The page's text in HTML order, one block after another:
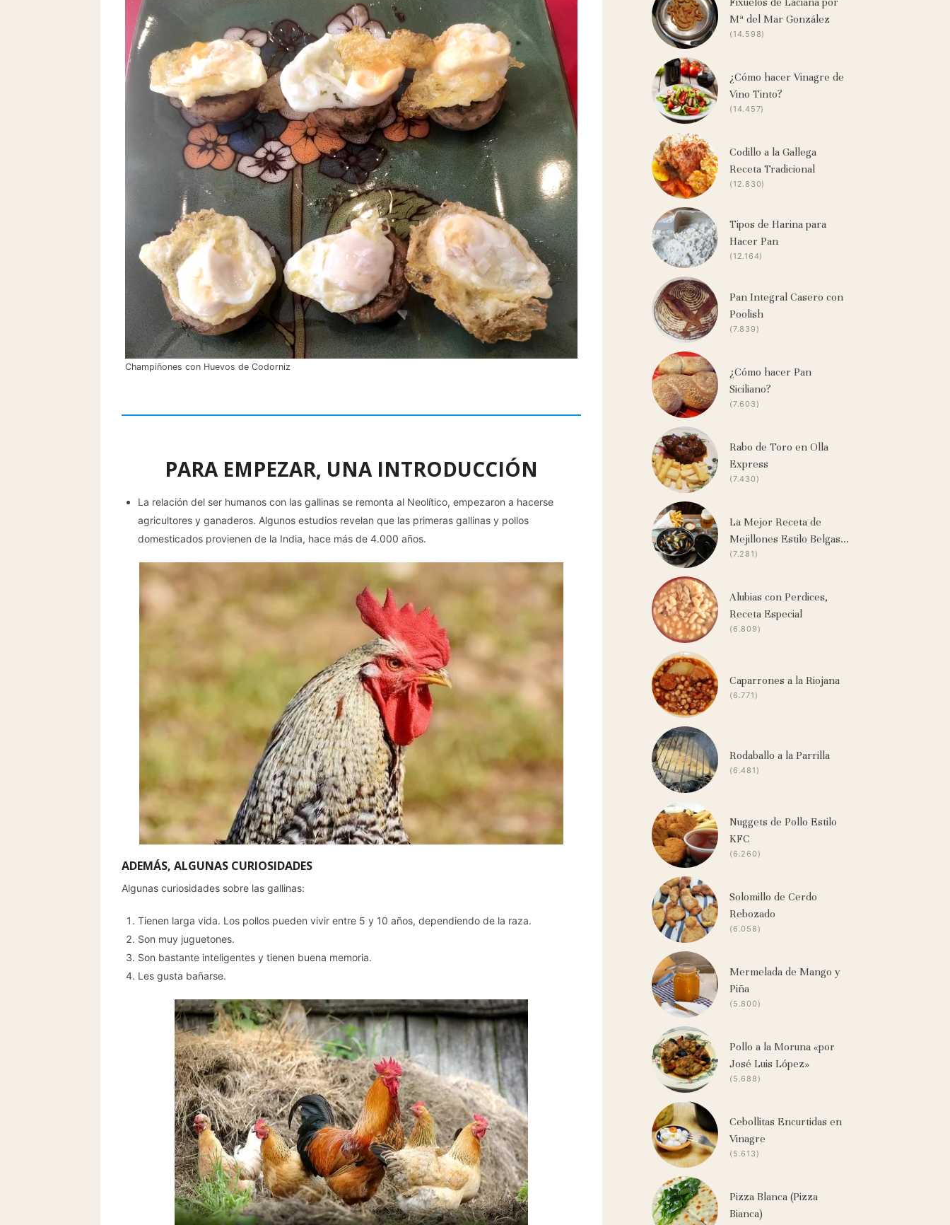
Champiñones con Huevos de Codorniz
PARA EMPEZAR, UNA INTRODUCCIÓN
La relación del ser humanos con las gallinas se remonta al Neolítico, empezaron a hacerse
agricultores y ganaderos. Algunos estudios revelan que las primeras gallinas y pollos
domesticados provienen de la India, hace más de 4.000 años.
ADEMÁS, ALGUNAS CURIOSIDADES
Algunas curiosidades sobre las gallinas:
Tienen larga vida. Los pollos pueden vivir entre 5 y 10 años, dependiendo de la raza.
Son muy juguetones.
Son bastante inteligentes y tienen buena memoria.
Les gusta bañarse.
Mª del Mar González
(14.598)
¿Cómo hacer Vinagre de
Vino Tinto?
(14.457)
Codillo a la Gallega
Receta Tradicional
(12.830)
Tipos de Harina para
Hacer Pan
(12.164)
Pan Integral Casero con
Poolish
(7.839)
¿Cómo hacer Pan
Siciliano?
(7.603)
Rabo de Toro en Olla
Express
(7.430)
La Mejor Receta de
Mejillones Estilo Belgas…
(7.281)
Alubias con Perdices,
Receta Especial
(6.809)
Caparrones a la Riojana
(6.771)
Rodaballo a la Parrilla
(6.481)
Nuggets de Pollo Estilo
KFC
(6.260)
Solomillo de Cerdo
Rebozado
(6.058)
Mermelada de Mango y
Piña
(5.800)
Pollo a la Moruna «por
José Luis López»
(5.688)
Cebollitas Encurtidas en
Vinagre
(5.613)
Pizza Blanca (Pizza
Bianca)